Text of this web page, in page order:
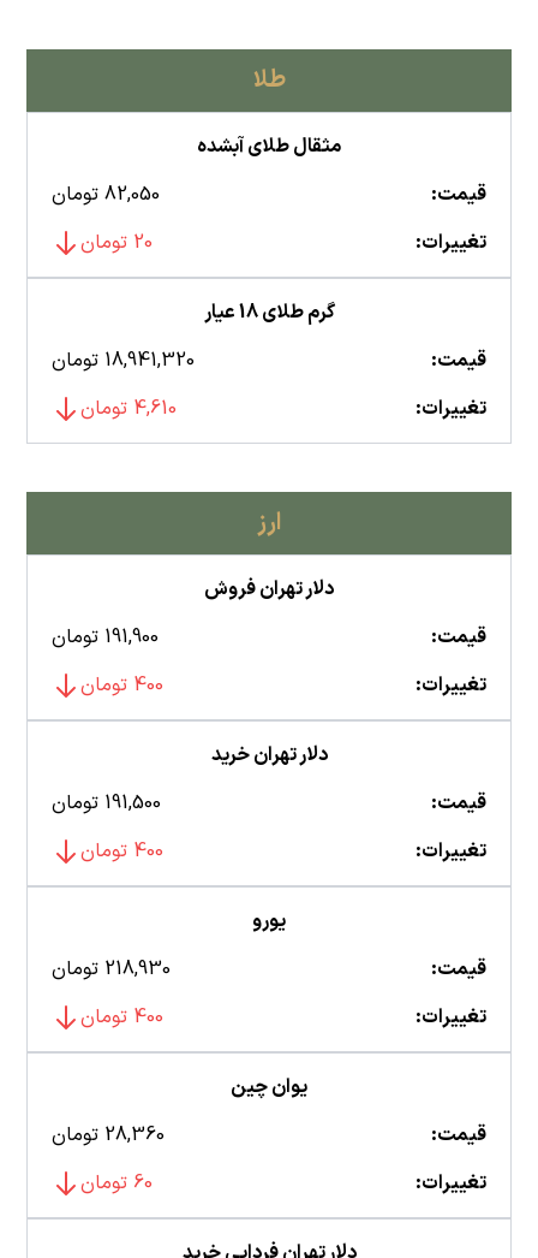
طلا
مثقال طلای آبشده
قیمت:
82,050 تومان
تغییرات:
20 تومان
گرم طلای 18 عیار
قیمت:
18,941,320 تومان
تغییرات:
4,610 تومان
ارز
دلار تهران فروش
قیمت:
191,900 تومان
تغییرات:
400 تومان
دلار تهران خرید
قیمت:
191,500 تومان
تغییرات:
400 تومان
یورو
قیمت:
218,930 تومان
تغییرات:
400 تومان
یوان چین
قیمت:
28,360 تومان
تغییرات:
60 تومان